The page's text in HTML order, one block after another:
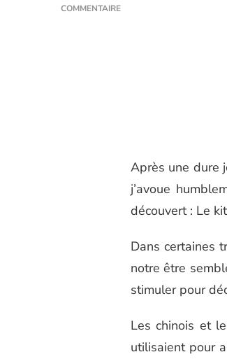
COMMENTAIRE
Après une dure
j’avoue
découvert : Le
Dans certaines
notre être
stimuler pour
Les chinois et
utilisaient pour